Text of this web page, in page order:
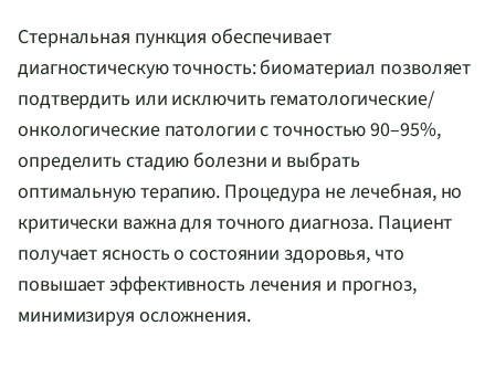
Стернальная пункция обеспечивает
диагностическую точность: биоматериал позволяет
подтвердить или исключить гематологические/
онкологические патологии с точностью 90–95%,
определить стадию болезни и выбрать
оптимальную терапию. Процедура не лечебная, но
критически важна для точного диагноза. Пациент
получает ясность о состоянии здоровья, что
повышает эффективность лечения и прогноз,
минимизируя осложнения.